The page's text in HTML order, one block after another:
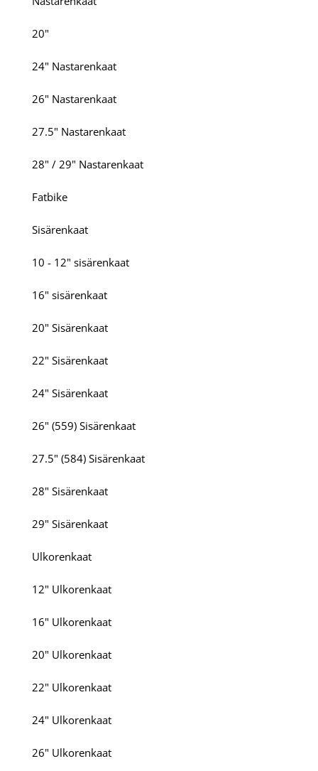
20"
24" Nastarenkaat
26" Nastarenkaat
27.5" Nastarenkaat
28" / 29" Nastarenkaat
Fatbike
Sisärenkaat
10 - 12" sisärenkaat
16" sisärenkaat
20" Sisärenkaat
22" Sisärenkaat
24" Sisärenkaat
26" (559) Sisärenkaat
27.5" (584) Sisärenkaat
28" Sisärenkaat
29" Sisärenkaat
Ulkorenkaat
12" Ulkorenkaat
16" Ulkorenkaat
20" Ulkorenkaat
22" Ulkorenkaat
24" Ulkorenkaat
26" Ulkorenkaat